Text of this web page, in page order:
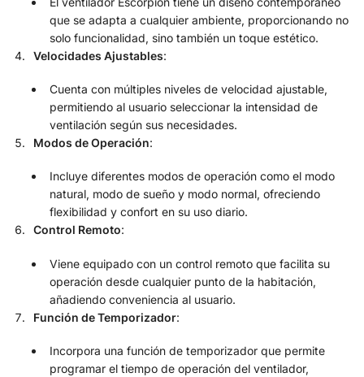
que se adapta a cualquier ambiente, proporcionando no
solo funcionalidad, sino también un toque estético.
Velocidades Ajustables:
Cuenta con múltiples niveles de velocidad ajustable,
permitiendo al usuario seleccionar la intensidad de
ventilación según sus necesidades.
Modos de Operación:
Incluye diferentes modos de operación como el modo
natural, modo de sueño y modo normal, ofreciendo
flexibilidad y confort en su uso diario.
Control Remoto:
Viene equipado con un control remoto que facilita su
operación desde cualquier punto de la habitación,
añadiendo conveniencia al usuario.
Función de Temporizador:
Incorpora una función de temporizador que permite
programar el tiempo de operación del ventilador,